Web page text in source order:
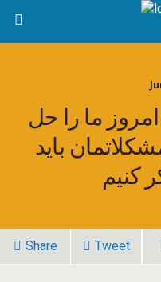
ما را حل
باید
کنیم
Share Tweet